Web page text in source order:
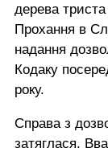
дерева
Прохання в
надання
Кодаку
року.
Справа з
затяглася.